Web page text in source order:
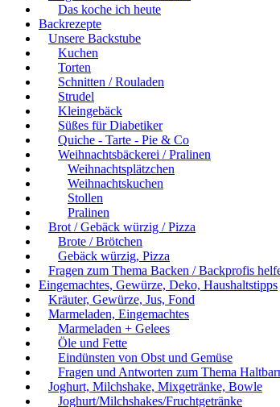
Das koche ich heute
Backrezepte
Unsere Backstube
Kuchen
Torten
Schnitten / Rouladen
Strudel
Kleingebäck
Süßes für Diabetiker
Quiche - Tarte - Pie & Co
Weihnachtsbäckerei / Pralinen
Weihnachtsplätzchen
Weihnachtskuchen
Stollen
Pralinen
Brot / Gebäck würzig / Pizza
Brote / Brötchen
Gebäck würzig, Pizza
Fragen zum Thema Backen / Backprofis
Eingemachtes, Gewürze, Deko, Haushaltstipps
Kräuter, Gewürze, Jus, Fond
Marmeladen, Eingemachtes
Marmeladen + Gelees
Öle und Fette
Eindünsten von Obst und Gemüse
Fragen und Antworten zum Thema
Joghurt, Milchshake, Mixgetränke, Bowle
Joghurt/Milchshakes/Fruchtgetränke